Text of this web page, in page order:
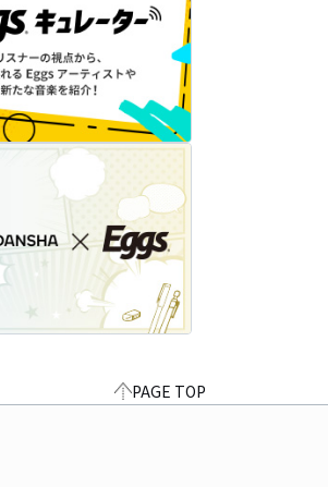
PAGE TOP